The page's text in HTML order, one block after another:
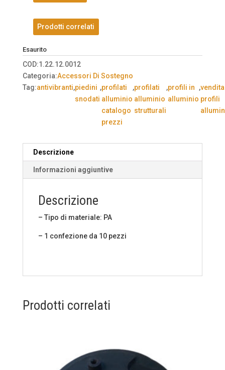
Prodotti correlati
Esaurito
COD:1.22.12.0012
Categoria:Accessori Di Sostegno
Tag:antivibranti,piedini
snodati
,profilati
alluminio
catalogo
prezzi
,profilati
alluminio
strutturali
,profili in
alluminio
,vendita
profili
Descrizione
Informazioni aggiuntive
Descrizione
– Tipo di materiale: PA
– 1 confezione da 10 pezzi
Prodotti correlati